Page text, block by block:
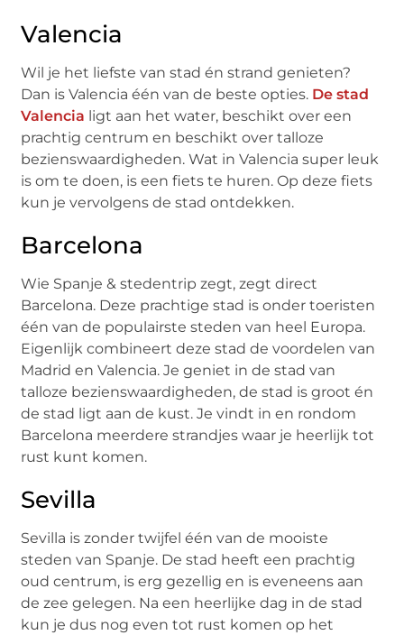
Valencia
Wil je het liefste van stad én strand genieten?
Dan is Valencia één van de beste opties. De stad
Valencia ligt aan het water, beschikt over een
prachtig centrum en beschikt over talloze
bezienswaardigheden. Wat in Valencia super leuk
is om te doen, is een fiets te huren. Op deze fiets
kun je vervolgens de stad ontdekken.
Barcelona
Wie Spanje & stedentrip zegt, zegt direct
Barcelona. Deze prachtige stad is onder toeristen
één van de populairste steden van heel Europa.
Eigenlijk combineert deze stad de voordelen van
Madrid en Valencia. Je geniet in de stad van
talloze bezienswaardigheden, de stad is groot én
de stad ligt aan de kust. Je vindt in en rondom
Barcelona meerdere strandjes waar je heerlijk tot
rust kunt komen.
Sevilla
Sevilla is zonder twijfel één van de mooiste
steden van Spanje. De stad heeft een prachtig
oud centrum, is erg gezellig en is eveneens aan
de zee gelegen. Na een heerlijke dag in de stad
kun je dus nog even tot rust komen op het